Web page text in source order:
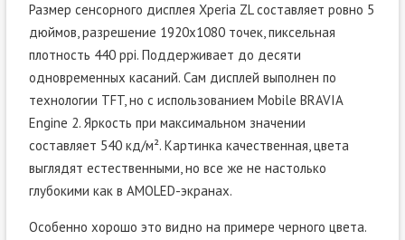
Размер сенсорного дисплея Xperia ZL составляет ровно 5
дюймов, разрешение 1920х1080 точек, пиксельная
плотность 440 ppi. Поддерживает до десяти
одновременных касаний. Сам дисплей выполнен по
технологии TFT, но с использованием Mobile BRAVIA
Engine 2. Яркость при максимальном значении
составляет 540 кд/м². Картинка качественная, цвета
выглядят естественными, но все же не настолько
глубокими как в AMOLED-экранах.
Особенно хорошо это видно на примере черного цвета.